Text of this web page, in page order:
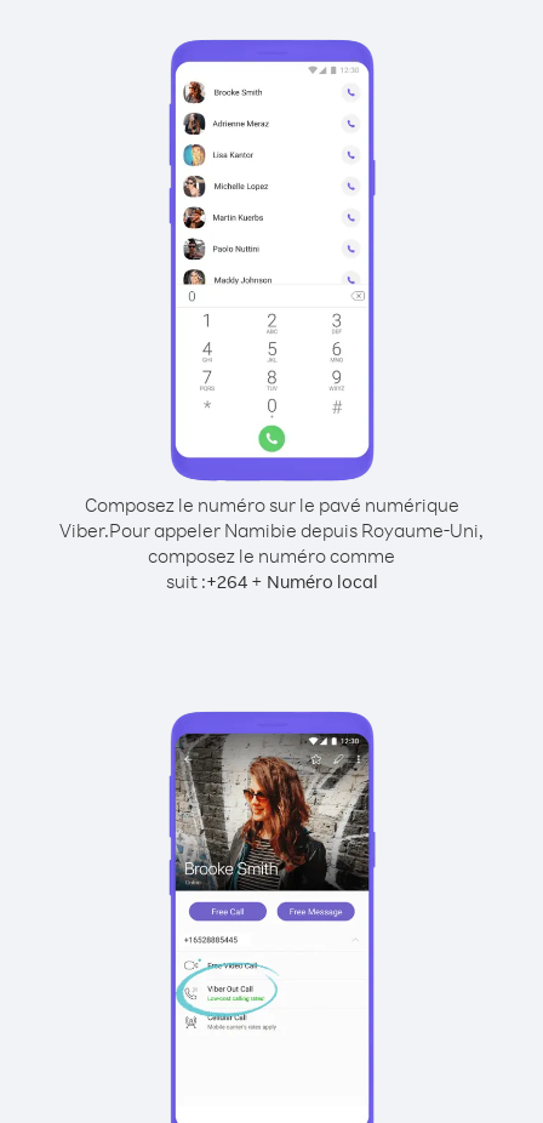
Composez le numéro sur le pavé numérique
Viber.Pour appeler Namibie depuis Royaume-Uni,
composez le numéro comme
suit :+264+ Numéro local